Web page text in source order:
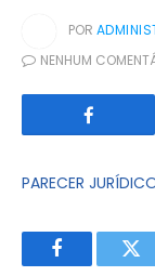
POR
NENHUM
PARECER
Facebook